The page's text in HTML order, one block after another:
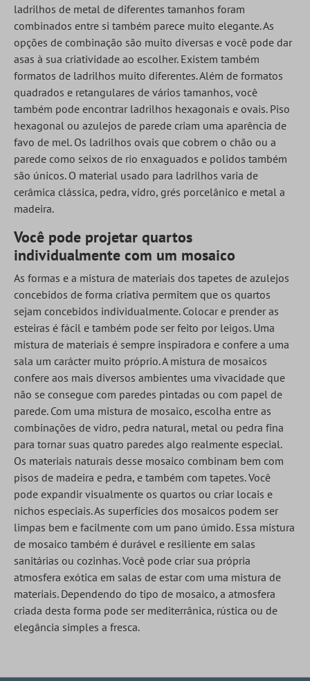
ladrilhos de metal de diferentes tamanhos foram
combinados entre si também parece muito elegante. As
opções de combinação são muito diversas e você pode dar
asas à sua criatividade ao escolher. Existem também
formatos de ladrilhos muito diferentes. Além de formatos
quadrados e retangulares de vários tamanhos, você
também pode encontrar ladrilhos hexagonais e ovais. Piso
hexagonal ou azulejos de parede criam uma aparência de
favo de mel. Os ladrilhos ovais que cobrem o chão ou a
parede como seixos de rio enxaguados e polidos também
são únicos. O material usado para ladrilhos varia de
cerâmica clássica, pedra, vidro, grés porcelânico e metal a
madeira.
Você pode projetar quartos
individualmente com um mosaico
As formas e a mistura de materiais dos tapetes de azulejos
concebidos de forma criativa permitem que os quartos
sejam concebidos individualmente. Colocar e prender as
esteiras é fácil e também pode ser feito por leigos. Uma
mistura de materiais é sempre inspiradora e confere a uma
sala um carácter muito próprio. A mistura de mosaicos
confere aos mais diversos ambientes uma vivacidade que
não se consegue com paredes pintadas ou com papel de
parede. Com uma mistura de mosaico, escolha entre as
combinações de vidro, pedra natural, metal ou pedra fina
para tornar suas quatro paredes algo realmente especial.
Os materiais naturais desse mosaico combinam bem com
pisos de madeira e pedra, e também com tapetes. Você
pode expandir visualmente os quartos ou criar locais e
nichos especiais. As superfícies dos mosaicos podem ser
limpas bem e facilmente com um pano úmido. Essa mistura
de mosaico também é durável e resiliente em salas
sanitárias ou cozinhas. Você pode criar sua própria
atmosfera exótica em salas de estar com uma mistura de
materiais. Dependendo do tipo de mosaico, a atmosfera
criada desta forma pode ser mediterrânica, rústica ou de
elegância simples a fresca.